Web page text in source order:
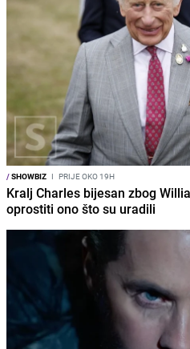
/SHOWBIZ I PRIJE OKO 19H
Kralj Charles bijesan zbog
oprostiti ono što su uradili